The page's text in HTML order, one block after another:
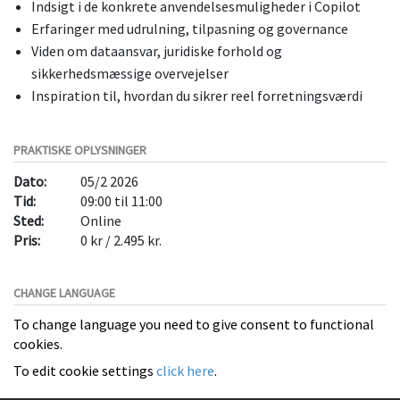
Indsigt i de konkrete anvendelsesmuligheder i Copilot
Erfaringer med udrulning, tilpasning og governance
Viden om dataansvar, juridiske forhold og
sikkerhedsmæssige overvejelser
Inspiration til, hvordan du sikrer reel forretningsværdi
PRAKTISKE OPLYSNINGER
Dato:
05/2 2026
Tid:
09:00 til 11:00
Sted:
Online
Pris:
0 kr / 2.495 kr.
CHANGE LANGUAGE
To change language you need to give consent to functional
cookies.
To edit cookie settings click here.